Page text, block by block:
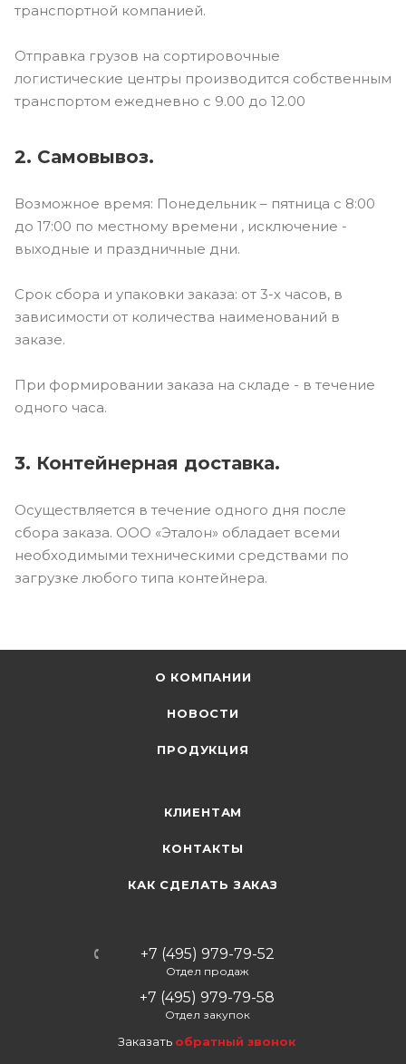
транспортной компанией.
Отправка грузов на сортировочные
логистические центры производится собственным
транспортом ежедневно с 9.00 до 12.00
2. Самовывоз.
Возможное время: Понедельник – пятница с 8:00
до 17:00 по местному времени , исключение -
выходные и праздничные дни.
Срок сбора и упаковки заказа: от 3-х часов, в
зависимости от количества наименований в
заказе.
При формировании заказа на складе - в течение
одного часа.
3. Контейнерная доставка.
Осуществляется в течение одного дня после
сбора заказа. ООО «Эталон» обладает всеми
необходимыми техническими средствами по
загрузке любого типа контейнера.
О КОМПАНИИ
НОВОСТИ
ПРОДУКЦИЯ
КЛИЕНТАМ
КОНТАКТЫ
КАК СДЕЛАТЬ ЗАКАЗ
+7 (495) 979-79-52
Отдел продаж
+7 (495) 979-79-58
Отдел закупок
Заказать обратный звонок